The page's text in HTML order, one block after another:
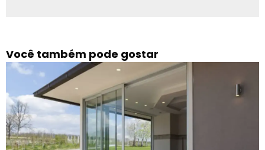
Você também pode gostar